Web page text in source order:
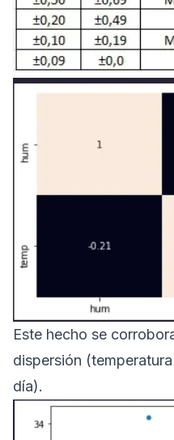
Este hecho se
dispersión
día).